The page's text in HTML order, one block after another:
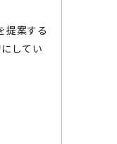
提案する
してい